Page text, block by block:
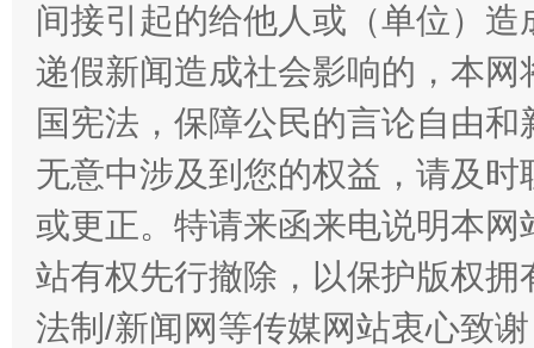
间接引起的给他人或（单位）
递假新闻造成社会影响的，本
国宪法，保障公民的言论自由
无意中涉及到您的权益，请及
或更正。特请来函来电说明本
站有权先行撤除，以保护版权
法制/新闻网等传媒网站衷心致